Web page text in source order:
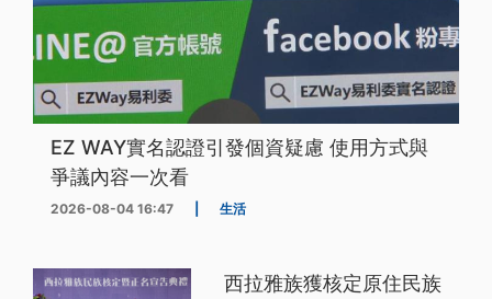
EZ WAY實名認證引發個資疑慮 使用方式與
爭議內容一次看
2026-08-04 16:47 生活
西拉雅族獲核定原住民族